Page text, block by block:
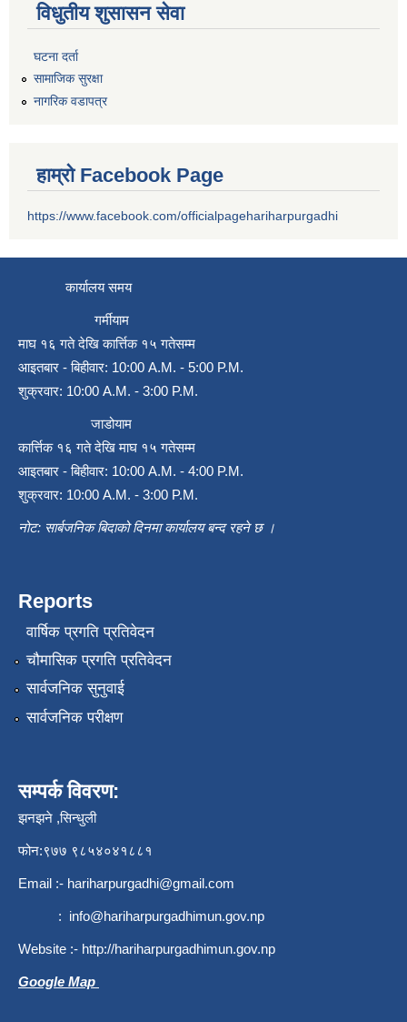
विधुतीय शुसासन सेवा
घटना दर्ता
सामाजिक सुरक्षा
नागरिक वडापत्र
हाम्रो Facebook Page
https://www.facebook.com/officialpagehariharpurgadhi
कार्यालय समय
गर्मीयाम
माघ १६ गते देखि कार्त्तिक १५ गतेसम्म
आइतबार - बिहीवार: 10:00 A.M. - 5:00 P.M.
शुक्रवार: 10:00 A.M. - 3:00 P.M.
जाडोयाम
कार्त्तिक १६ गते देखि माघ १५ गतेसम्म
आइतबार - बिहीवार: 10:00 A.M. - 4:00 P.M.
शुक्रवार: 10:00 A.M. - 3:00 P.M.
नोट: सार्बजनिक बिदाको दिनमा कार्यालय बन्द रहने छ ।
Reports
वार्षिक प्रगति प्रतिवेदन
चौमासिक प्रगति प्रतिवेदन
सार्वजनिक सुनुवाई
सार्वजनिक परीक्षण
सम्पर्क विवरण:
झनझने ,सिन्धुली
फोन:९७७ ९८५४०४१८८१
Email :- hariharpurgadhi@gmail.com
: info@hariharpurgadhimun.gov.np
Website :- http://hariharpurgadhimun.gov.np
Google Map